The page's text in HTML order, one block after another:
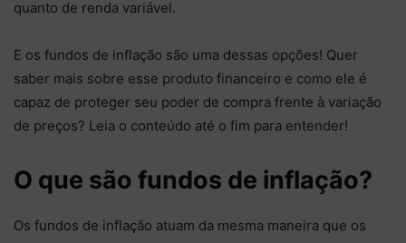
quanto de renda variável.
E os fundos de inflação são uma dessas opções! Quer
saber mais sobre esse produto financeiro e como ele é
capaz de proteger seu poder de compra frente à variação
de preços? Leia o conteúdo até o fim para entender!
O que são fundos de inflação?
Os fundos de inflação atuam da mesma maneira que os